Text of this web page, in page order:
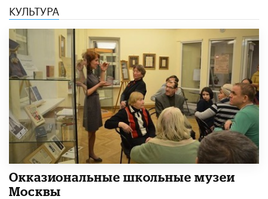
КУЛЬТУРА
​Окказиональные школьные музеи
Москвы